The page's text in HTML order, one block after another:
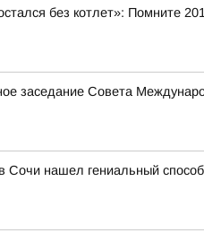
без котлет»: Помните
заседание Совета
нашел гениальный